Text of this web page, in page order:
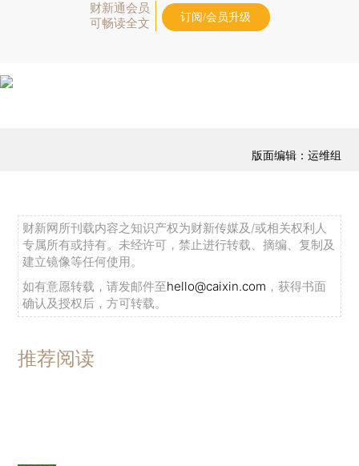
财新通会员
可畅读全文
订阅/会员升级
版面编辑：运维组
财新网所刊载内容之知识产权为财新传媒及/或相关权利人
专属所有或持有。未经许可，禁止进行转载、摘编、复制及
建立镜像等任何使用。
如有意愿转载，请发邮件至hello@caixin.com ，获得书面
确认及授权后，方可转载。
推荐阅读